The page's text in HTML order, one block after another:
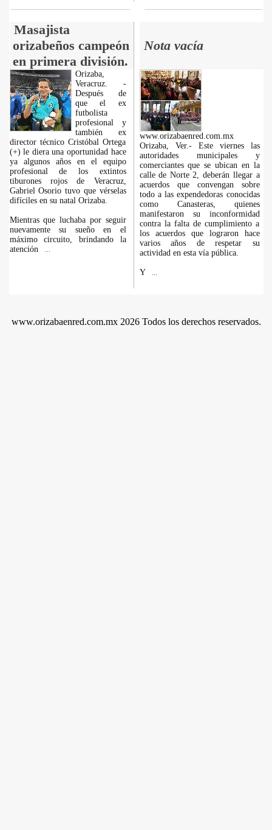
Masajista
orizabeños campeón
en primera división.
Nota vacía
Orizaba,
Veracruz. -
Después de
que el ex
futbolista
profesional y
también ex
director técnico Cristóbal Ortega
(+) le diera una oportunidad hace
ya algunos años en el equipo
profesional de los extintos
tiburones rojos de Veracruz,
Gabriel Osorio tuvo que vérselas
difíciles en su natal Orizaba.
Mientras que luchaba por seguir
nuevamente su sueño en el
máximo circuito, brindando la
atención
www.orizabaenred.com.mx
Orizaba, Ver.- Este viernes las
autoridades municipales y
comerciantes que se ubican en la
calle de Norte 2, deberán llegar a
acuerdos que convengan sobre
todo a las expendedoras conocidas
como Canasteras, quienes
manifestaron su inconformidad
contra la falta de cumplimiento a
los acuerdos que lograron hace
varios años de respetar su
actividad en esta vía pública.
Y
www.orizabaenred.com.mx 2026 Todos los derechos reservados.